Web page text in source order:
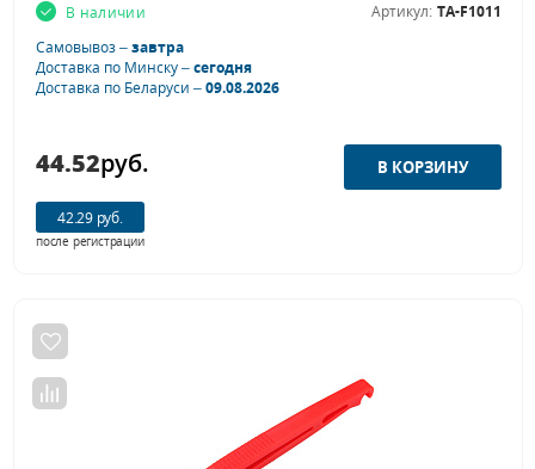
В наличии
Артикул: TA-F1011
Самовывоз –завтра
Доставка по Минску –сегодня
Доставка по Беларуси –09.08.2026
44.52руб.
42.29 руб.
после регистрации